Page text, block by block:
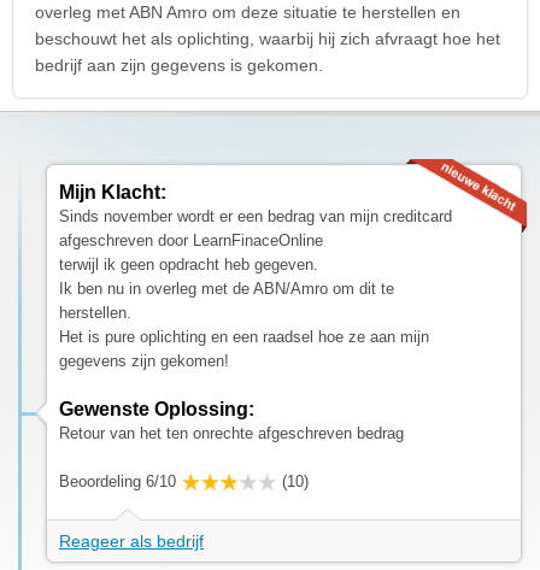
overleg met ABN Amro om deze situatie te herstellen en
beschouwt het als oplichting, waarbij hij zich afvraagt hoe het
bedrijf aan zijn gegevens is gekomen.
Mijn Klacht:
Sinds november wordt er een bedrag van mijn creditcard
afgeschreven door LearnFinaceOnline
terwijl ik geen opdracht heb gegeven.
Ik ben nu in overleg met de ABN/Amro om dit te
herstellen.
Het is pure oplichting en een raadsel hoe ze aan mijn
gegevens zijn gekomen!
Gewenste Oplossing:
Retour van het ten onrechte afgeschreven bedrag
Beoordeling 6/10 (10)
Reageer als bedrijf